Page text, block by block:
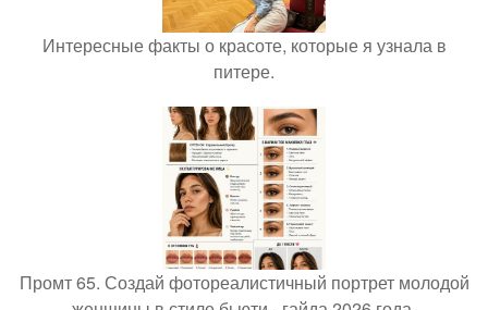
Интересные факты о красоте, которые я узнала в
питере.
Промт 65. Создай фотореалистичный портрет молодой